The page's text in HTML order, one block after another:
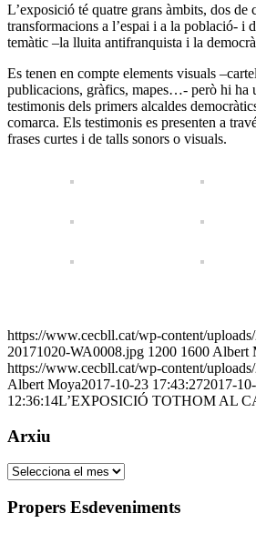
L’exposició té quatre grans àmbits, dos de
transformacions a l’espai i a la població- i
temàtic –la lluita antifranquista i la
Es tenen en compte elements visuals
publicacions, gràfics, mapes…- però hi ha
testimonis dels primers alcaldes
comarca. Els testimonis es presenten a
frases curtes i de talls sonors o visuals.
https://www.cecbll.cat/wp-content/
20171020-WA0008.jpg 1200 1600 Albert
https://www.cecbll.cat/wp-content/
Albert Moya2017-10-23 17:43:272017-
12:36:14L’EXPOSICIÓ TOTHOM AL
Arxiu
Arxiu
Propers Esdeveniments